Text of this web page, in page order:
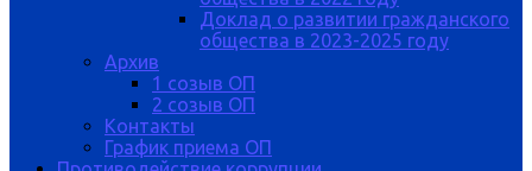
Доклад о развитии гражданского
общества в 2023-2025 году
Архив
1 созыв ОП
2 созыв ОП
Контакты
График приема ОП